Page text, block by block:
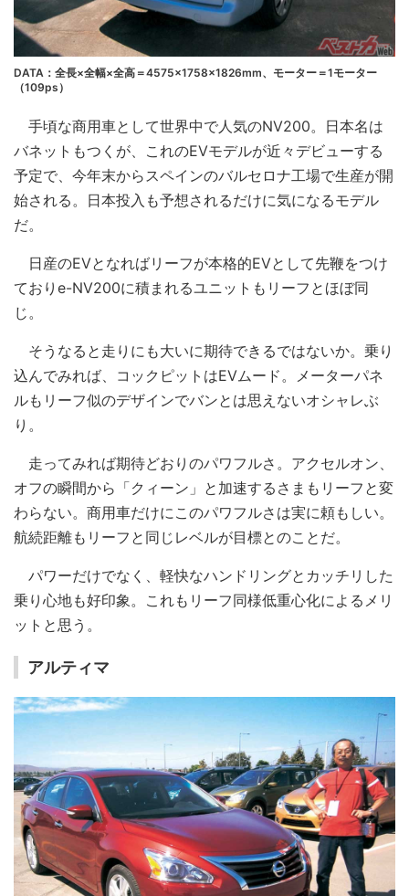
DATA：全長×全幅×全高＝4575×1758×1826mm、モーター＝1モーター
（109ps）
手頃な商用車として世界中で人気のNV200。日本名は
バネットもつくが、これのEVモデルが近々デビューする
予定で、今年末からスペインのバルセロナ工場で生産が開
始される。日本投入も予想されるだけに気になるモデル
だ。
日産のEVとなればリーフが本格的EVとして先鞭をつけ
ておりe-NV200に積まれるユニットもリーフとほぼ同
じ。
そうなると走りにも大いに期待できるではないか。乗り
込んでみれば、コックピットはEVムード。メーターパネ
ルもリーフ似のデザインでバンとは思えないオシャレぶ
り。
走ってみれば期待どおりのパワフルさ。アクセルオン、
オフの瞬間から「クィーン」と加速するさまもリーフと変
わらない。商用車だけにこのパワフルさは実に頼もしい。
航続距離もリーフと同じレベルが目標とのことだ。
パワーだけでなく、軽快なハンドリングとカッチリした
乗り心地も好印象。これもリーフ同様低重心化によるメリ
ットと思う。
アルティマ